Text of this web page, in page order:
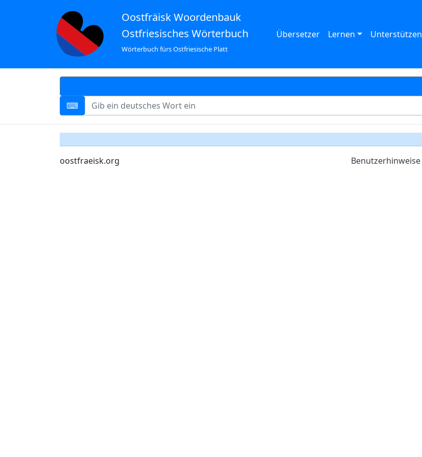
Oostfräisk Woordenbauk
Ostfriesisches Wörterbuch
Wörterbuch fürs Ostfriesische Platt
Übersetzer Lernen Unterstützen
oostfraeisk.org Benutzerhinweise